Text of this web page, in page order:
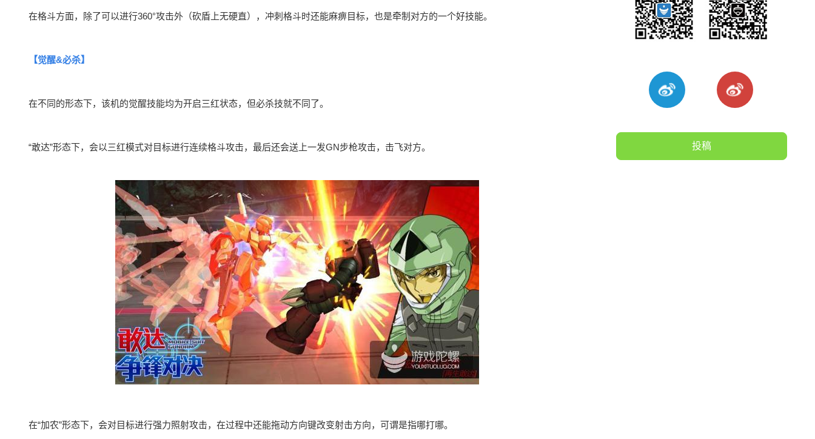
在格斗方面，除了可以进行360°攻击外（砍盾上无硬直），冲刺格斗时还能麻痹目标，也是牵制对方的一个好技能。
【觉醒&必杀】
在不同的形态下，该机的觉醒技能均为开启三红状态，但必杀技就不同了。
“敢达”形态下，会以三红模式对目标进行连续格斗攻击，最后还会送上一发GN步枪攻击，击飞对方。
在“加农”形态下，会对目标进行强力照射攻击，在过程中还能拖动方向键改变射击方向，可谓是指哪打哪。
投稿